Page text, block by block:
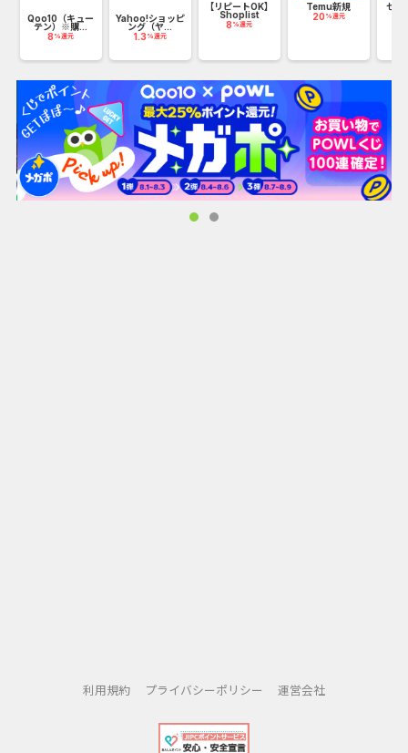
吸収速度の異なる2つのプロテインを配合
素早く・持続的にプロテインを吸収することができる。
◼︎1回あたりの価格にこだわり！
1回あたり約90円（税抜き）で利用できる
◼︎お客様の声を元に飲みやすさを改良！
Qoo10（キュー
テン）※購...
8 %還元
Yahoo!ショッピ
ング（ヤ...
1.3 %還元
【リピートOK】
Shoplist
8 %還元
Temu新規
20 %還元
セブ
利用規約 プライバシーポリシー 運営会社